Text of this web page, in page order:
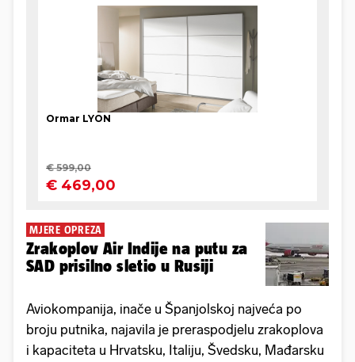
MJERE OPREZA
Zrakoplov Air Indije na putu za
SAD prisilno sletio u Rusiji
Aviokompanija, inače u Španjolskoj najveća po
broju putnika, najavila je preraspodjelu zrakoplova
i kapaciteta u Hrvatsku, Italiju, Švedsku, Mađarsku